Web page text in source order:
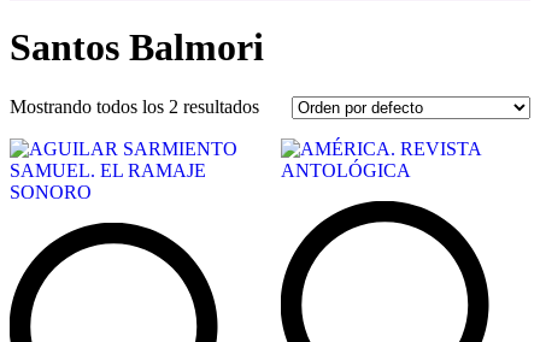
Santos Balmori
Mostrando todos los 2 resultados